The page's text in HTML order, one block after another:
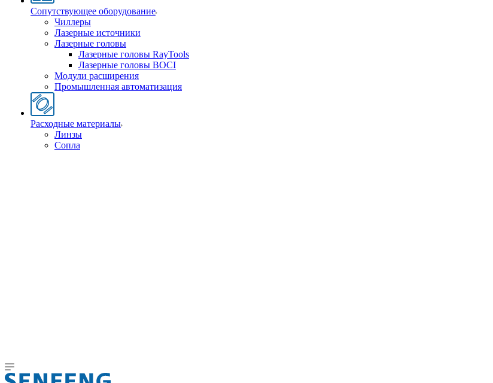
Сопутствующее оборудование
Чиллеры
Лазерные источники
Лазерные головы
Лазерные головы RayTools
Лазерные головы BOCI
Модули расширения
Промышленная автоматизация
Расходные материалы
Линзы
Сопла